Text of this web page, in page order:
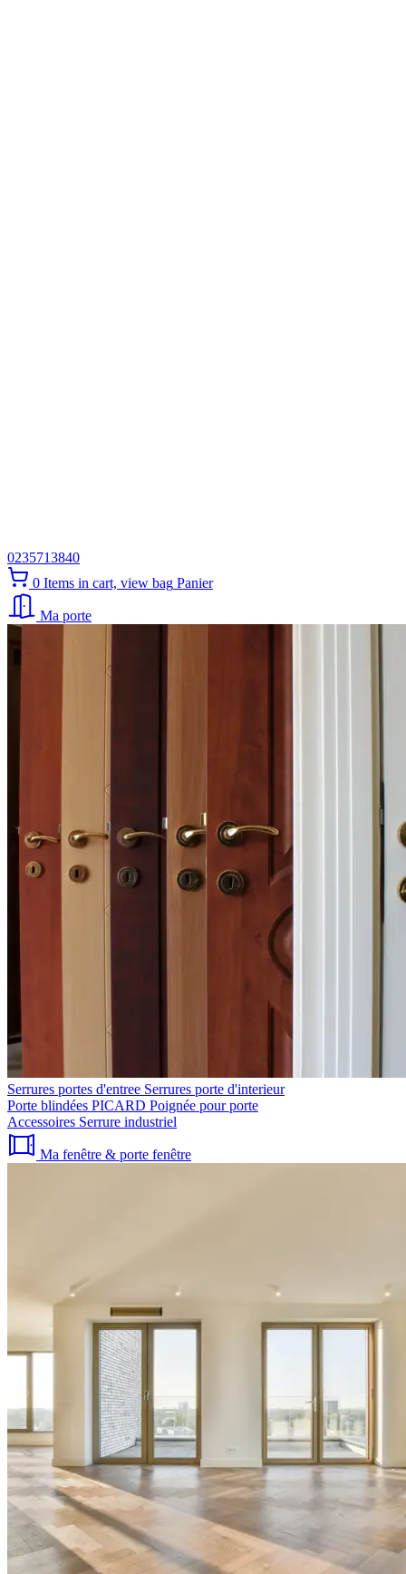
0235713840
0 Items in cart, view bag Panier
Ma porte
Serrures portes d'entree Serrures porte d'interieur
Porte blindées PICARD Poignée pour porte
Accessoires Serrure industriel
Ma fenêtre & porte fenêtre